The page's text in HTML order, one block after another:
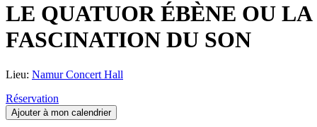
LE QUATUOR ÉBÈNE OU LA
FASCINATION DU SON
Lieu: Namur Concert Hall
Réservation